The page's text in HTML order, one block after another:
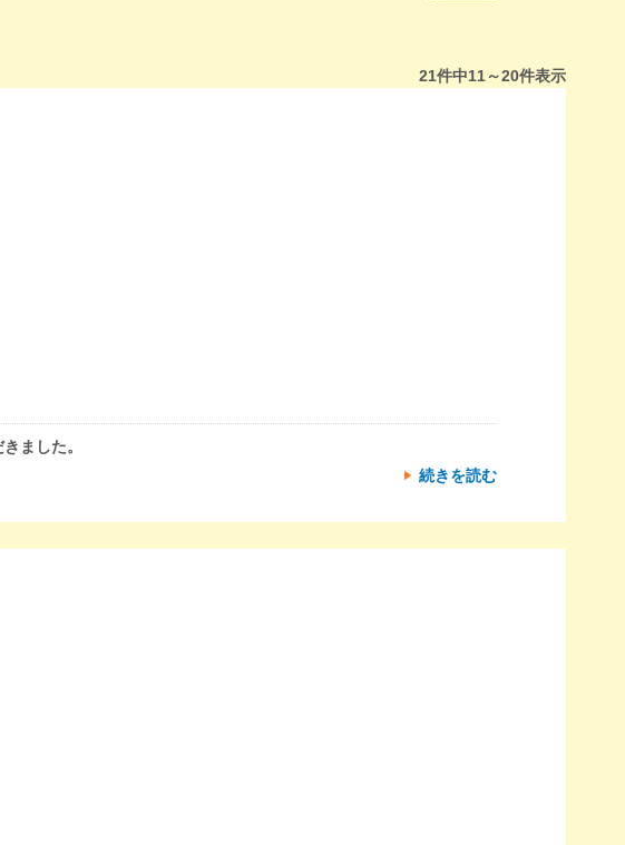
21件中11～20件表示
ました。
続きを読む